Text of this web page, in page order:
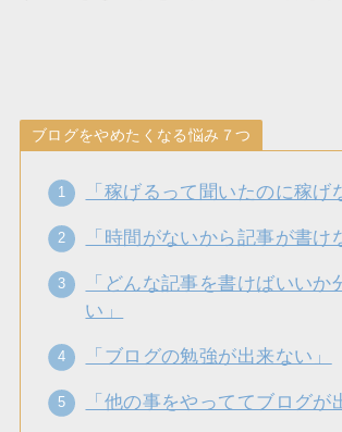
ブログをやめたくなる悩み７つ
「稼げるって聞いたのに稼げ
「時間がないから記事が書け
「どんな記事を書けばいいか
い」
「ブログの勉強が出来ない」
「他の事をやっててブログが